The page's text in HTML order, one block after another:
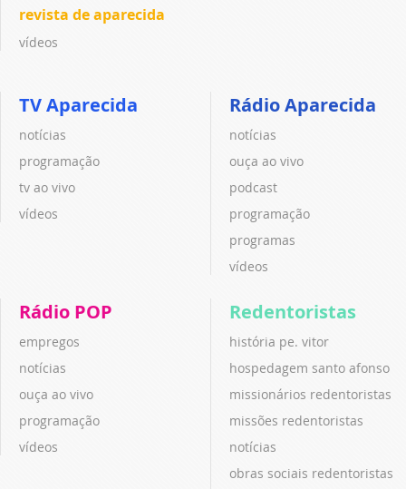
revista de aparecida
vídeos
TV Aparecida
notícias
programação
tv ao vivo
vídeos
Rádio Aparecida
notícias
ouça ao vivo
podcast
programação
programas
vídeos
Rádio POP
empregos
notícias
ouça ao vivo
programação
vídeos
Redentoristas
história pe. vitor
hospedagem santo afonso
missionários redentoristas
missões redentoristas
notícias
obras sociais redentoristas